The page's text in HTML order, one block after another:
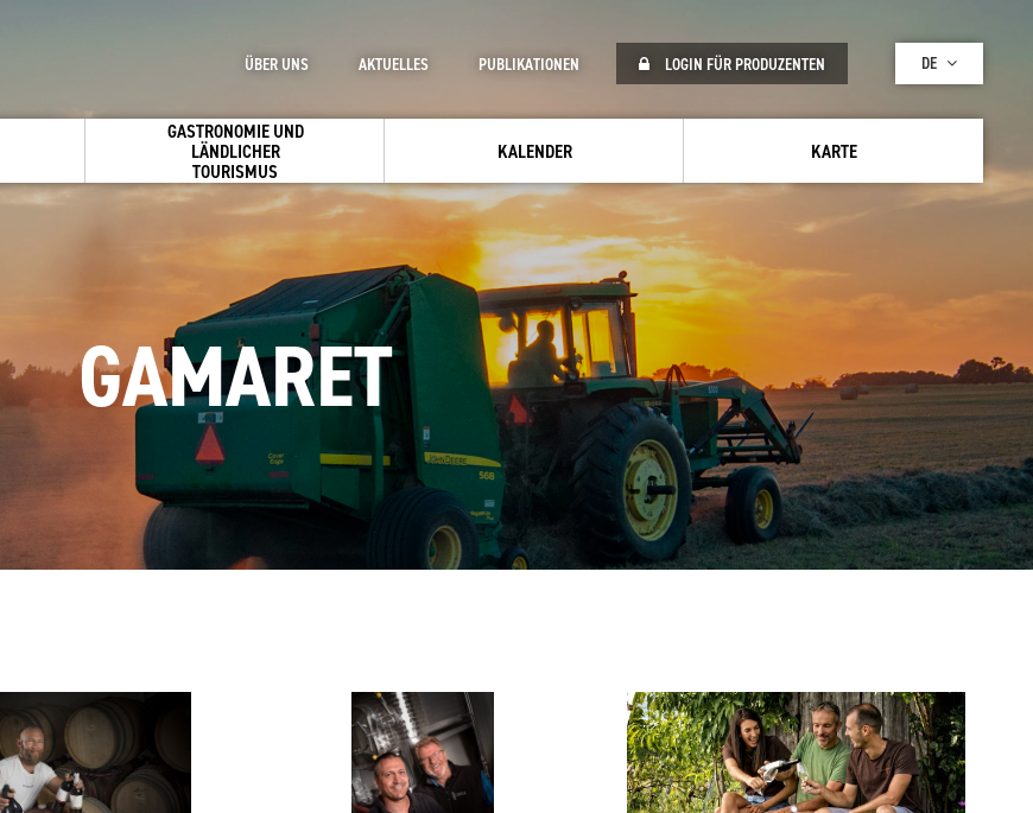
GASTRONOMIE UND
LÄNDLICHER
TOURISMUS
KALENDER KARTE
ÜBER UNS AKTUELLES PUBLIKATIONEN LOGIN FÜR PRODUZENTEN DE
GAMARET